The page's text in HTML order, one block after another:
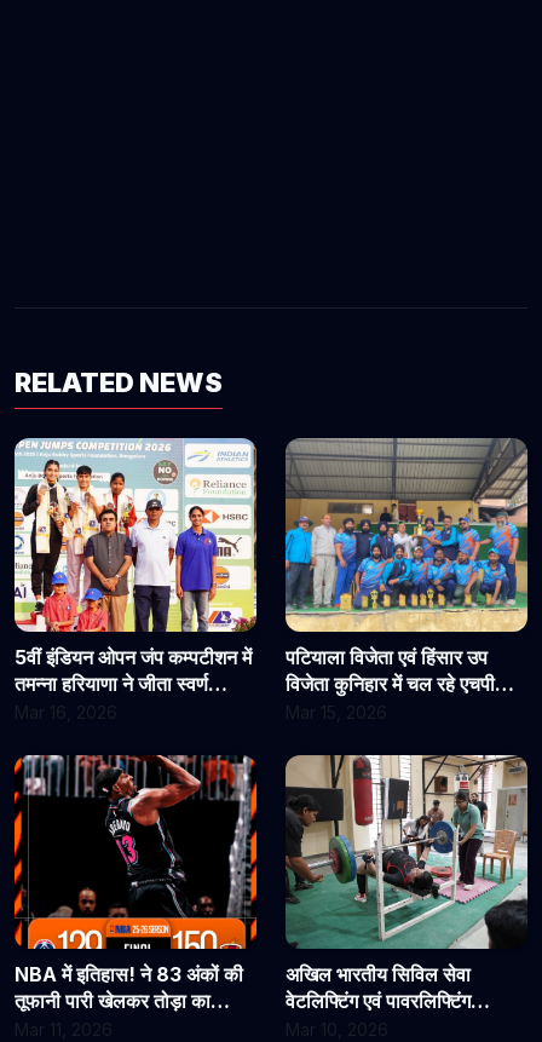
RELATED NEWS
5वीं इंडियन ओपन जंप कम्पटीशन में
तमन्ना हरियाणा ने जीता स्वर्ण
पदक।
Mar 16, 2026
पटियाला विजेता एवं हिंसार उप
विजेता कुनिहार में चल रहे एचपी
यूनिवर्सिटी कर्मचारी मैत्री क्रिकेट
Mar 15, 2026
NBA में इतिहास! ने 83 अंकों की
तूफानी पारी खेलकर तोड़ा का
रिकॉर्ड
Mar 11, 2026
अखिल भारतीय सिविल सेवा
वेटलिफ्टिंग एवं पावरलिफ्टिंग
प्रतियोगिता 2025–26
Mar 10, 2026